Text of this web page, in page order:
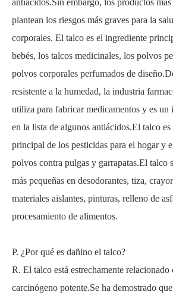
antiácidos.Sin embargo, los productos
plantean los riesgos más graves para la
corporales. El talco es el ingrediente
bebés, los talcos medicinales, los polvos
polvos corporales perfumados de
resistente a la humedad, la industria
utiliza para fabricar medicamentos y es
en la lista de algunos antiácidos.El talco
principal de los pesticidas para el hogar y
polvos contra pulgas y garrapatas.El talco
más pequeñas en desodorantes, tiza,
materiales aislantes, pinturas, relleno de
procesamiento de alimentos.
P. ¿Por qué es dañino el talco?
R. El talco está estrechamente relacionado
carcinógeno potente.Se ha demostrado